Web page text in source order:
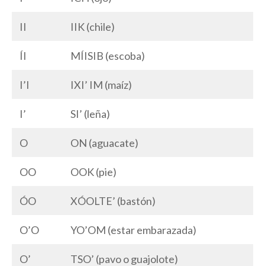
II IIK (chile)
ÍI MÍISIB (escoba)
I’I IXI’ IM (maíz)
I’ SI’ (leña)
O ON (aguacate)
OO OOK (pie)
ÓO XÓOLTE’ (bastón)
O’O YO’OM (estar embarazada)
O’ TSO’ (pavo o guajolote)